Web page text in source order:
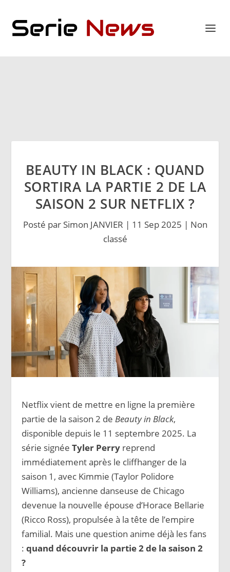
BEAUTY IN BLACK : QUAND
SORTIRA LA PARTIE 2 DE LA
SAISON 2 SUR NETFLIX ?
Posté par Simon JANVIER | 11 Sep 2025 | Non
classé
Netflix vient de mettre en ligne la première
partie de la saison 2 deBeauty in Black,
disponible depuis le 11 septembre 2025. La
série signéeTyler Perry reprend
immédiatement après le cliffhanger de la
saison 1, avec Kimmie (Taylor Polidore
Williams), ancienne danseuse de Chicago
devenue la nouvelle épouse d’Horace Bellarie
(Ricco Ross), propulsée à la tête de l’empire
familial. Mais une question anime déjà les fans
:quand découvrir la partie 2 de la saison 2
?